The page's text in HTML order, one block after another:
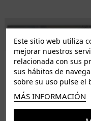
ISLAS CANARIAS
Tenerife 3.50€. Gratis a
Resto de islas 5€. Gratis a
Entrega de 1 a 5 días laborables.
dia siguiente (laborable)
Este sitio web utiliza
mejorar nuestros
relacionada con sus
sus hábitos de
sobre su uso pulse el
MÁS INFORMACIÓN